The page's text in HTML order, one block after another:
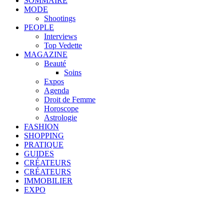
MODE
Shootings
PEOPLE
Interviews
Top Vedette
MAGAZINE
Beauté
Soins
Expos
Agenda
Droit de Femme
Horoscope
Astrologie
FASHION
SHOPPING
PRATIQUE
GUIDES
CRÉATEURS
CRÉATEURS
IMMOBILIER
EXPO